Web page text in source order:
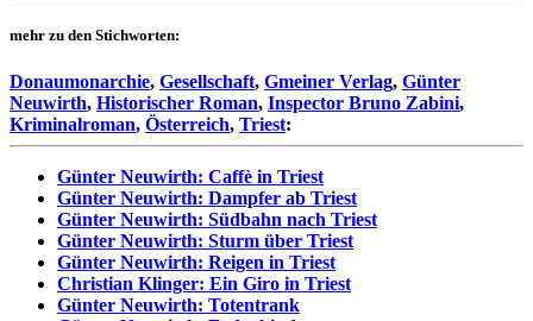
mehr zu den Stichworten:
Donaumonarchie, Gesellschaft, Gmeiner Verlag, Günter
Neuwirth, Historischer Roman, Inspector Bruno Zabini,
Kriminalroman, Österreich, Triest:
Günter Neuwirth: Caffè in Triest
Günter Neuwirth: Dampfer ab Triest
Günter Neuwirth: Südbahn nach Triest
Günter Neuwirth: Sturm über Triest
Günter Neuwirth: Reigen in Triest
Christian Klinger: Ein Giro in Triest
Günter Neuwirth: Totentrank